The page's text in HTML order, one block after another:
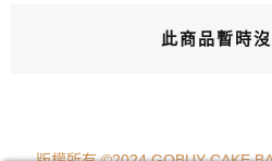
此商品暫時